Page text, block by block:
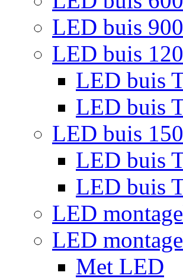
LED buis
LED buis
LED buis
LED buis
LED buis
LED buis
LED buis
LED
LED
Met LED